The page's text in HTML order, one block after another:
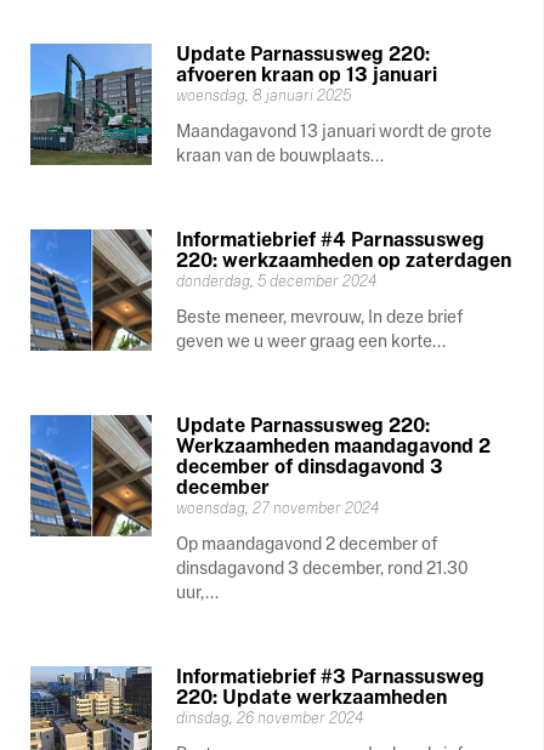
Update Parnassusweg 220:
afvoeren kraan op 13 januari
woensdag, 8 januari 2025
Maandagavond 13 januari wordt de grote
kraan van de bouwplaats...
Informatiebrief #4 Parnassusweg
220: werkzaamheden op zaterdagen
donderdag, 5 december 2024
Beste meneer, mevrouw, In deze brief
geven we u weer graag een korte...
Update Parnassusweg 220:
Werkzaamheden maandagavond 2
december of dinsdagavond 3
december
woensdag, 27 november 2024
Op maandagavond 2 december of
dinsdagavond 3 december, rond 21.30
uur,...
Informatiebrief #3 Parnassusweg
220: Update werkzaamheden
dinsdag, 26 november 2024